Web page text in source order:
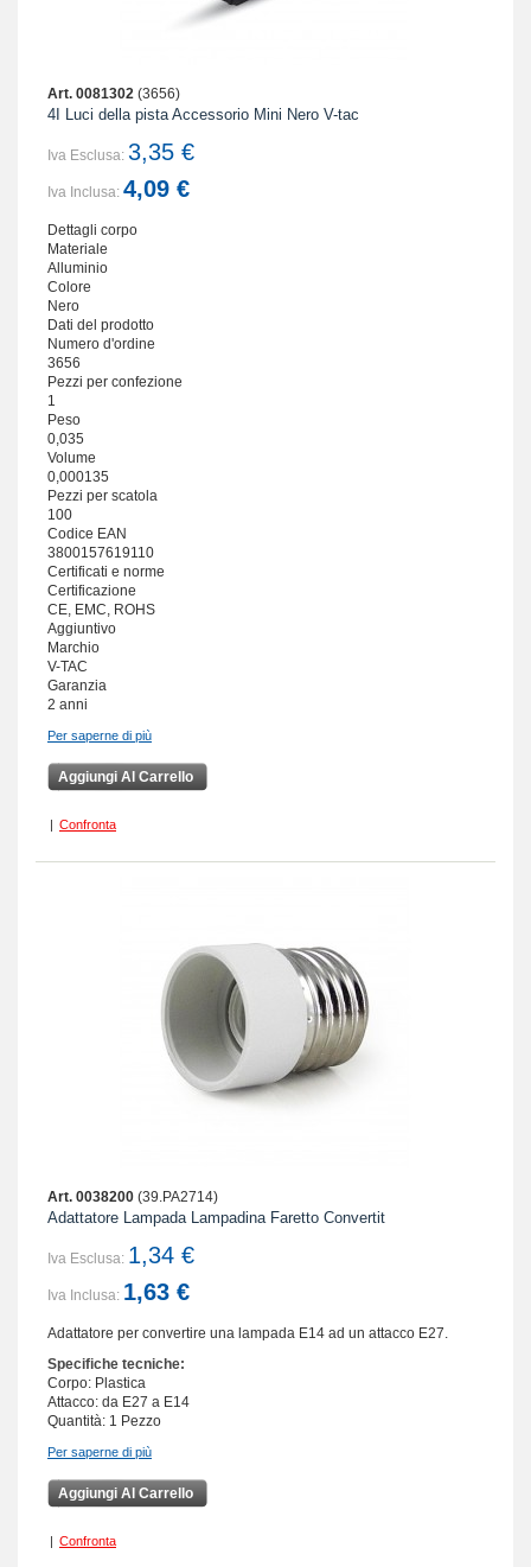
Art. 0081302 (3656)
4I Luci della pista Accessorio Mini Nero V-tac
Iva Esclusa: 3,35 €
Iva Inclusa: 4,09 €
Dettagli corpo
Materiale
Alluminio
Colore
Nero
Dati del prodotto
Numero d'ordine
3656
Pezzi per confezione
1
Peso
0,035
Volume
0,000135
Pezzi per scatola
100
Codice EAN
3800157619110
Certificati e norme
Certificazione
CE, EMC, ROHS
Aggiuntivo
Marchio
V-TAC
Garanzia
2 anni
Per saperne di più
Aggiungi Al Carrello
| Confronta
Art. 0038200 (39.PA2714)
Adattatore Lampada Lampadina Faretto Convertit
Iva Esclusa: 1,34 €
Iva Inclusa: 1,63 €
Adattatore per convertire una lampada E14 ad un attacco E27.
Specifiche tecniche:
Corpo: Plastica
Attacco: da E27 a E14
Quantità: 1 Pezzo
Per saperne di più
Aggiungi Al Carrello
| Confronta